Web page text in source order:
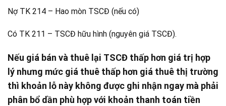
Nợ TK 214 – Hao mòn TSCĐ (nếu có)
Có TK 211 – TSCĐ hữu hình (nguyên giá TSCĐ).
Nếu giá bán và thuê lại TSCĐ thấp hơn giá trị hợp
lý nhưng mức giá thuê thấp hơn giá thuê thị trường
thì khoản lỗ này không được ghi nhận ngay mà phải
phân bổ dần phù hợp với khoản thanh toán tiền